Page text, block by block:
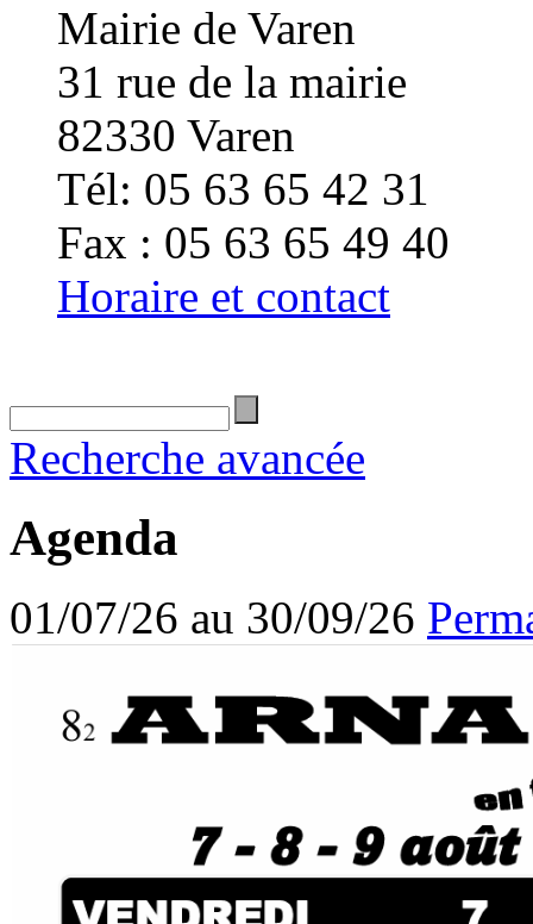
Mairie de Varen
31 rue de la mairie
82330 Varen
Tél: 05 63 65 42 31
Fax : 05 63 65 49 40
Horaire et contact
Recherche avancée
Agenda
01/07/26 au 30/09/26